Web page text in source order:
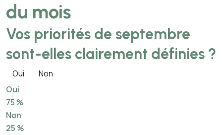
du mois
Vos priorités de septembre
sont-elles clairement définies ?
Oui
Non
Oui
75 %
Non
25 %